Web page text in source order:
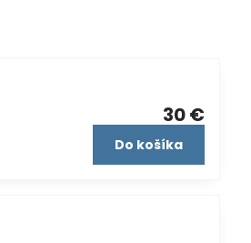
30 €
Do košíka